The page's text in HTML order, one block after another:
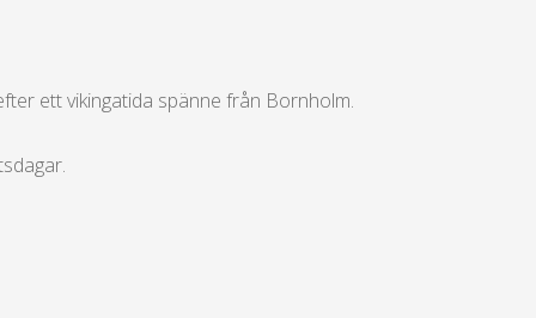
ett vikingatida spänne från Bornholm.